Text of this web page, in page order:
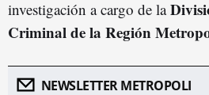
investigación a cargo de la
Criminal de la Región
NEWSLETTER METROPOLI